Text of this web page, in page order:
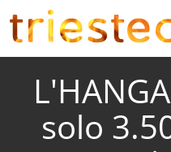
solo